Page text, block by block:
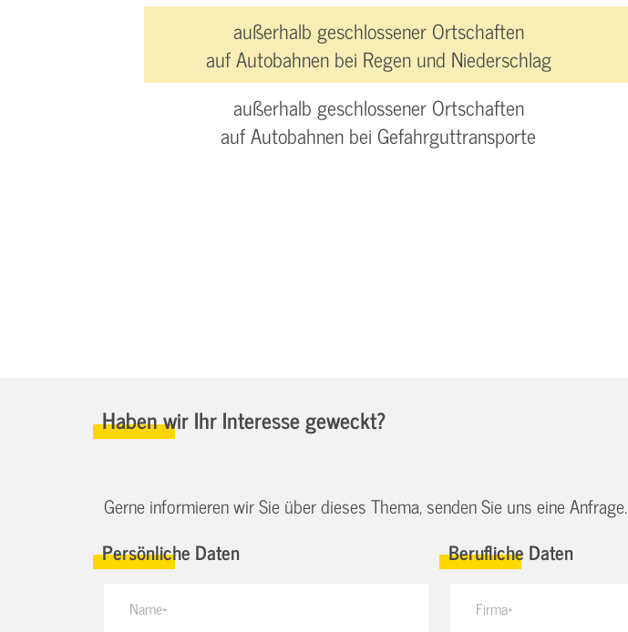
außerhalb geschlossener Ortschaften
auf Autobahnen bei Regen und Niederschlag
außerhalb geschlossener Ortschaften
auf Autobahnen bei Gefahrguttransporte
Haben wir Ihr Interesse geweckt?
Gerne informieren wir Sie über dieses Thema, senden Sie uns eine Anfrage.
Persönliche Daten Berufliche Daten